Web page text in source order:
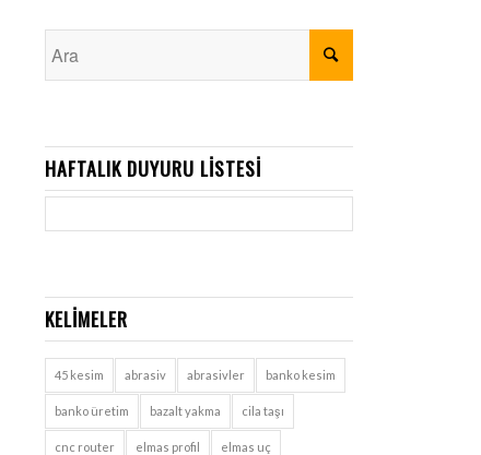
HAFTALIK DUYURU LISTESI
KELIMELER
45 kesim abrasiv abrasivler banko kesim
banko üretim bazalt yakma cila taşı
cnc router elmas profil elmas uç